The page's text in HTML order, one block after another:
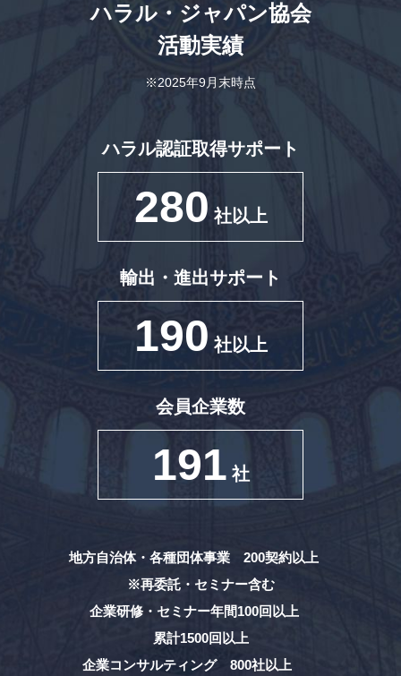
ハラル・ジャパン協会
活動実績
※2025年9月末時点
ハラル認証取得サポート
280 社以上
輸出・進出サポート
190 社以上
会員企業数
191 社
地方自治体・各種団体事業 200契約以上
※再委託・セミナー含む
企業研修・セミナー年間100回以上
累計1500回以上
企業コンサルティング 800社以上